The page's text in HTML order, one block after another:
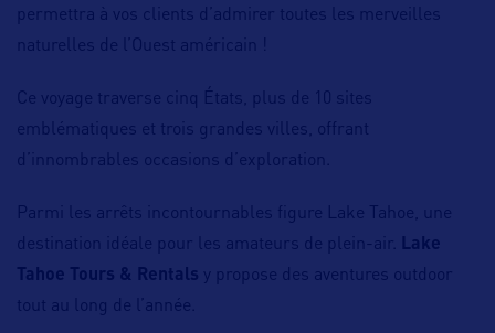
permettra à vos clients d’admirer toutes les merveilles
naturelles de l’Ouest américain !
Ce voyage traverse cinq États, plus de 10 sites
emblématiques et trois grandes villes, offrant
d’innombrables occasions d’exploration.
Parmi les arrêts incontournables figure Lake Tahoe, une
destination idéale pour les amateurs de plein-air.
Lake
Tahoe Tours & Rentals y propose des aventures outdoor
tout au long de l’année.